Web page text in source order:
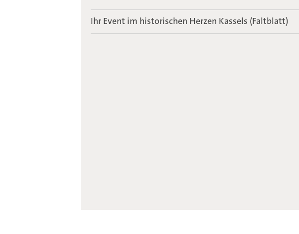
Ihr Event im historischen Herzen Kassels (Faltblatt)